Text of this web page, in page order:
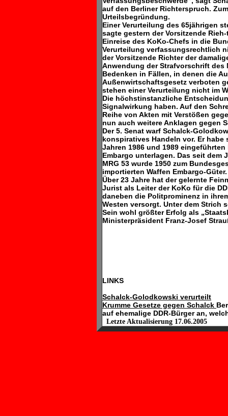
auf den Berliner Richterspruch.
Urteilsbegründung.
Einer Verurteilung des 65jährigen
sagte gestern der Vorsitzende
Einreise des KoKo-Chefs in die
Verurteilung verfassungsrechtlich
der Vorsitzende Richter der
Anwendung der Strafvorschrift des
Bedenken in Fällen, in denen die
Außenwirtschaftsgesetz verboten
stehen einer Verurteilung nicht im
Die höchstinstanzliche
Signalwirkung haben. Auf den
Reihe von Akten mit Verstößen
nun auch weitere Anklagen gegen
Der 5. Senat warf Schalck-
konspiratives Handeln vor. Er
Jahren 1986 und 1989
Embargo unterlagen. Das seit dem
MRG 53 wurde 1950 zum
importierten Waffen Embargo-Güter.
Über 23 Jahre hat der gelernte
Jurist als Leiter der KoKo für die
daneben die Politprominenz in
Westen versorgt. Unter dem Strich
Sein wohl größter Erfolg als
Ministerpräsident Franz-Josef
LINKS
Schalck-Golodkowski verurteilt
Krumme Gesetze gegen Schalck
auf ehemalige DDR-Bürger an,
Letzte Aktualisierung 17.06.2005